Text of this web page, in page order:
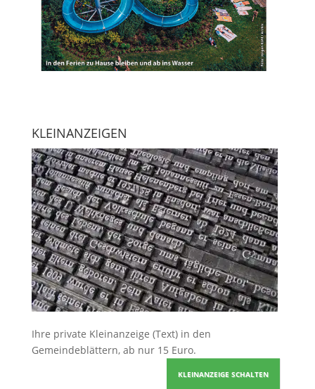
KLEINANZEIGEN
Ihre private Kleinanzeige (Text) in den
Gemeindeblättern, ab nur 15 Euro.
KLEINANZEIGE SCHALTEN